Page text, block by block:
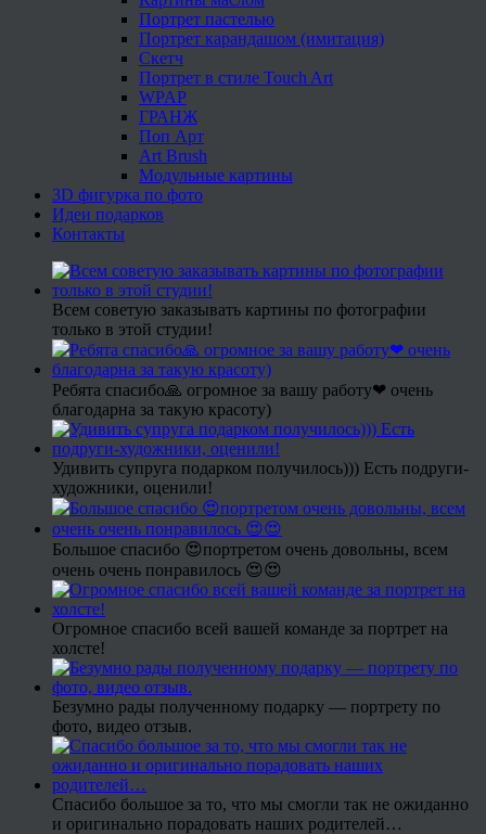
Портрет пастелью
Портрет карандашом (имитация)
Скетч
Портрет в стиле Touch Art
WPAP
ГРАНЖ
Поп Арт
Art Brush
Модульные картины
3D фигурка по фото
Идеи подарков
Контакты
Всем советую заказывать картины по фотографии
только в этой студии!
Ребята спасибо🙏 огромное за вашу работу❤ очень
благодарна за такую красоту)
Удивить супруга подарком получилось))) Есть подруги-
художники, оценили!
Большое спасибо 😍портретом очень довольны, всем
очень очень понравилось 😍😍
Огромное спасибо всей вашей команде за портрет на
холсте!
Безумно рады полученному подарку — портрету по
фото, видео отзыв.
Спасибо большое за то, что мы смогли так не ожиданно
и оригинально порадовать наших родителей…